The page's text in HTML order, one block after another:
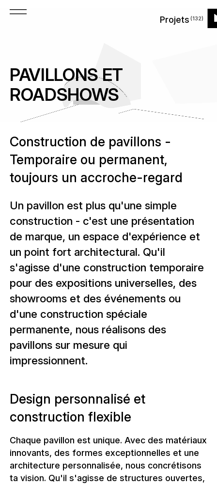
Vers
Vers
Vers
Vers
page
Menu
À propos de nous
Actualités
Carrière
Contact
PAVILLONS ET
ROADSHOWS
Construction de pavillons -
Temporaire ou permanent,
toujours un accroche-regard
Un pavillon est plus qu'une simple
construction - c'est une présentation
de marque, un espace d'expérience et
un point fort architectural. Qu'il
s'agisse d'une construction temporaire
pour des expositions universelles, des
showrooms et des événements ou
d'une construction spéciale
permanente, nous réalisons des
pavillons sur mesure qui
impressionnent.
Design personnalisé et
construction flexible
Chaque pavillon est unique. Avec des matériaux
innovants, des formes exceptionnelles et une
architecture personnalisée, nous concrétisons
ta vision. Qu'il s'agisse de structures ouvertes,
Projets (132)
Année
Quand?
Emplacement
Où?